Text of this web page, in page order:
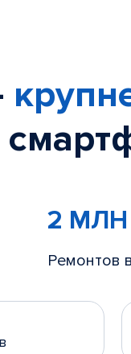
2 МЛН
Ремонтов